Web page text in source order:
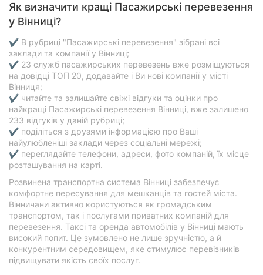
Як визначити кращі Пасажирські перевезення
у Вінниці?
✔ В рубриці "Пасажирські перевезення" зібрані всі
заклади та компанії у Вінниці;
✔ 23 служб пасажирських перевезень вже розміщуються
на довідці ТОП 20, додавайте і Ви нові компанії у місті
Вінниця;
✔ читайте та залишайте свіжі відгуки та оцінки про
найкращі Пасажирські перевезення Вінниці, вже залишено
233 відгуків у даній рубриці;
✔ поділіться з друзями інформацією про Ваші
найулюбленіші заклади через соціальні мережі;
✔ переглядайте телефони, адреси, фото компаній, їх місце
розташування на карті.
Розвинена транспортна система Вінниці забезпечує
комфортне пересування для мешканців та гостей міста.
Вінничани активно користуються як громадським
транспортом, так і послугами приватних компаній для
перевезення. Таксі та оренда автомобілів у Вінниці мають
високий попит. Це зумовлено не лише зручністю, а й
конкурентним середовищем, яке стимулює перевізників
підвищувати якість своїх послуг.